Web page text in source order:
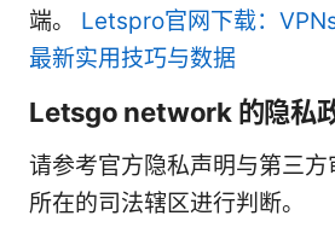
端。 Letspro官网下载：
最新实用技巧与数据
Letsgo network 的隐私
请参考官方隐私声明与第三
所在的司法辖区进行判断。